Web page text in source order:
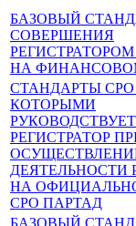
БАЗОВЫЙ
СОВЕРШЕНИЯ
НА
СТАНДАРТЫ СРО
КОТОРЫМИ
РЕГИСТРАТОР
ДЕЯТЕЛЬНОСТИ
НА
СРО ПАРТАД